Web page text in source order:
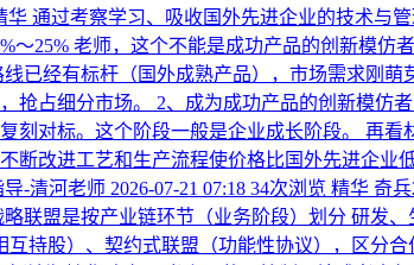
华 通过考察学习、吸收国外先进企业的技术与
25% 老师，这个不能是成功产品的创新模仿
已经有标杆（国外成熟产品），市场需求刚
抢占细分市场。 2、成为成功产品的创新模仿
刻对标。这个阶段一般是企业成长阶段。 再
改进工艺和生产流程使价格比国外先进企业
-清河老师 2026-07-21 07:18 34次浏览 精华 奇
联盟是按产业链环节（业务阶段）划分 研发
持股）、契约式联盟（功能性协议），区分